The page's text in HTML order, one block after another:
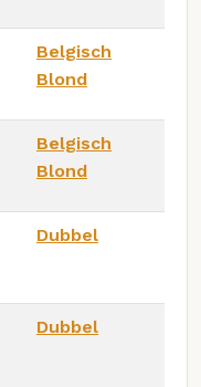
Belgisch
Blond
Belgisch
Blond
Dubbel
Dubbel